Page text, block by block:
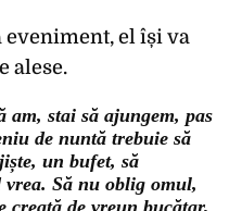
el își va
alese.
am, stai să ajungem, pas
de nuntă trebuie să
un bufet, să
vrea. Să nu oblig omul,
creată de vreun bucătar,